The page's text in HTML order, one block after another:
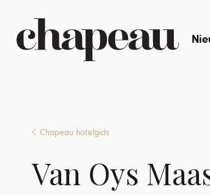
Chapeau hotelgids
Van Oys